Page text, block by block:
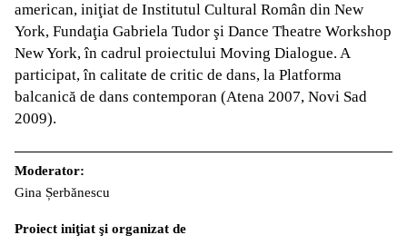
american, iniţiat de Institutul Cultural Român din New
York, Fundaţia Gabriela Tudor şi Dance Theatre Workshop
New York, în cadrul proiectului Moving Dialogue. A
participat, în calitate de critic de dans, la Platforma
balcanică de dans contemporan (Atena 2007, Novi Sad
2009).
Moderator:
Gina Șerbănescu
Proiect iniţiat şi organizat de